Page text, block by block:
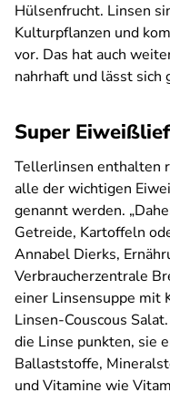
Hülsenfrucht. Linsen
Kulturpflanzen und
vor. Das hat auch
nahrhaft und lässt sich
Super
Tellerlinsen enthalten
alle der wichtigen
genannt werden.
Getreide, Kartoffeln
Annabel Dierks,
Verbraucherzentrale
einer Linsensuppe mit
Linsen-Couscous
die Linse punkten, sie
Ballaststoffe,
und Vitamine wie